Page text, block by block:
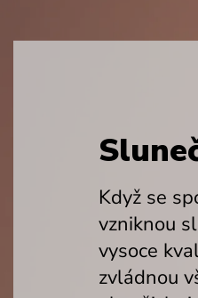
Když se
vzniknou
vysoce
zvládnou